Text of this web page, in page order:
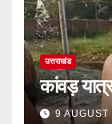
उत्तराखंड
कांवड़
9